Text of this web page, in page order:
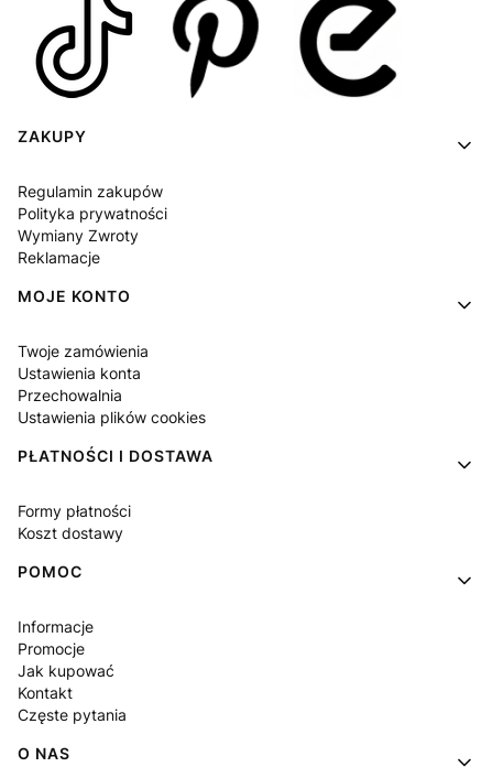
Linki w stopce
ZAKUPY
Regulamin zakupów
Polityka prywatności
Wymiany Zwroty
Reklamacje
MOJE KONTO
Twoje zamówienia
Ustawienia konta
Przechowalnia
Ustawienia plików cookies
PŁATNOŚCI I DOSTAWA
Formy płatności
Koszt dostawy
POMOC
Informacje
Promocje
Jak kupować
Kontakt
Częste pytania
O NAS